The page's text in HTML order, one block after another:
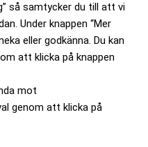
så samtycker du till att vi
Under knappen “Mer
eller godkänna. Du kan
att klicka på knappen
mot
genom att klicka på